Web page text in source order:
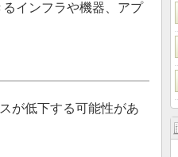
インフラや機器、アプ
が低下する可能性があ